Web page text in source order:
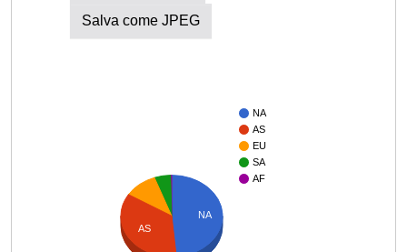
Salva come JPEG
NA
AS
EU
SA
AF
NA
AS